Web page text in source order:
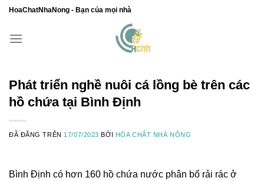
Chuyển
nội
HoaChatNhaNong - Bạn của mọi nhà
Phát triển nghề nuôi cá lồng bè trên các
hồ chứa tại Bình Định
ĐÃ ĐĂNG TRÊN 17/07/2023 BỞI HÓA CHẤT NHÀ NÔNG
Bình Định có hơn 160 hồ chứa nước phân bố rải rác ở